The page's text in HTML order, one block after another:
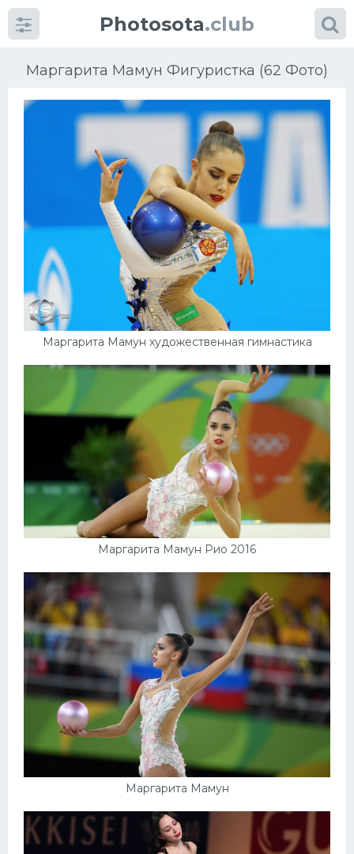
Photosota.club
Маргарита Мамун Фигуристка (62 Фото)
Маргарита Мамун художественная гимнастика
Маргарита Мамун Рио 2016
Маргарита Мамун
Категории Фото
Футбол
Баскетбол
Хоккей
Тренажеры
Интерьер квартиры